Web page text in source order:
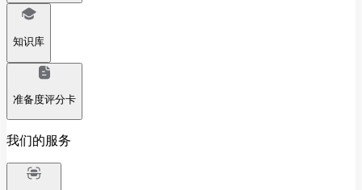
知识库
准备度评分卡
我们的服务